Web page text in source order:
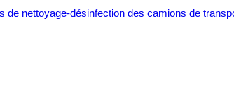
nettoyage-désinfection des camions de